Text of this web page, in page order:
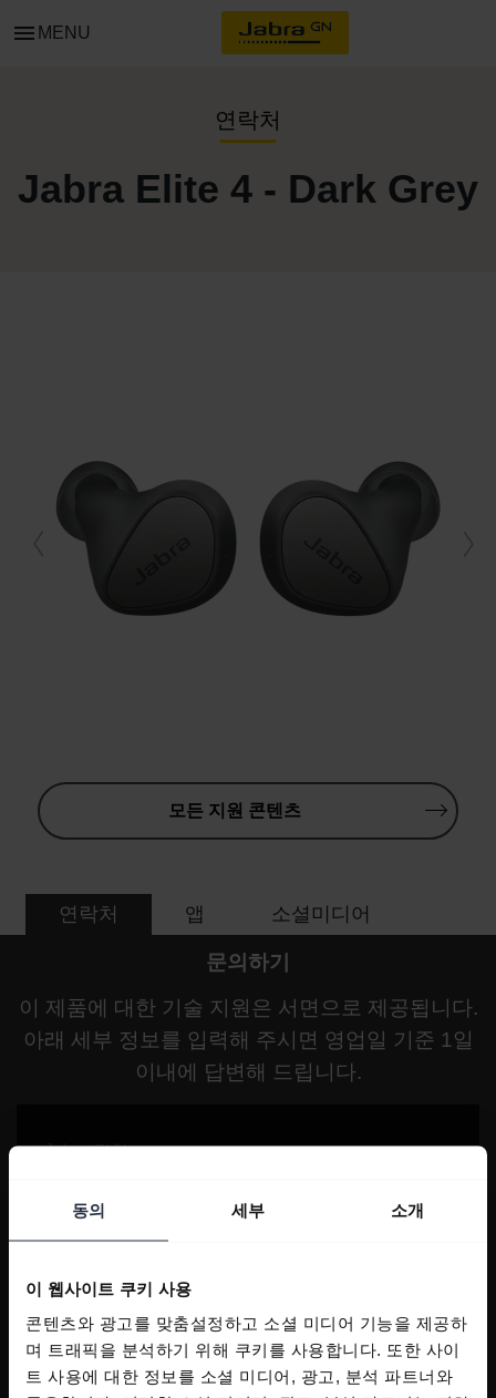
동의 세부 소개
이 웹사이트 쿠키 사용
콘텐츠와 광고를 맞춤설정하고 소셜 미디어 기능을 제공하
며 트래픽을 분석하기 위해 쿠키를 사용합니다. 또한 사이
트 사용에 대한 정보를 소셜 미디어, 광고, 분석 파트너와
menu MENU
연락처
Jabra Elite 4 - Dark Grey
모든 지원 콘텐츠
연락처 앱 소셜미디어
문의하기
이 제품에 대한 기술 지원은 서면으로 제공됩니다.
아래 세부 정보를 입력해 주시면 영업일 기준 1일
이내에 답변해 드립니다.